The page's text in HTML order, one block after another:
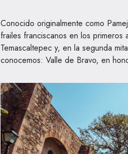
Conocido originalmente como
frailes franciscanos en los
Temascaltepec y, en la segunda
conocemos: Valle de Bravo, en